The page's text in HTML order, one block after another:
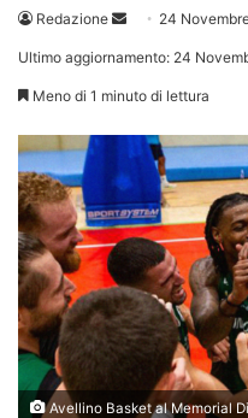
Redazione
Invia 24
Ultimo aggiornamento: 24
Meno di 1 minuto di lettura
Avellino Basket al Memorial